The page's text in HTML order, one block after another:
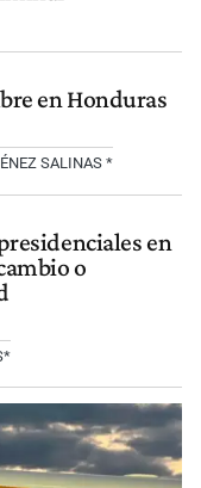
en Honduras
SALINAS *
en
o